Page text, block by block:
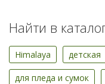
Найти в
Himalaya детская
для пледа и сумок